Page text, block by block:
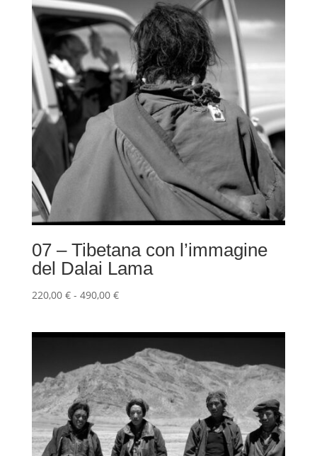
07 – Tibetana con l’immagine
del Dalai Lama
220,00 € - 490,00 €Fascia
220,00 €
a
490,00 €